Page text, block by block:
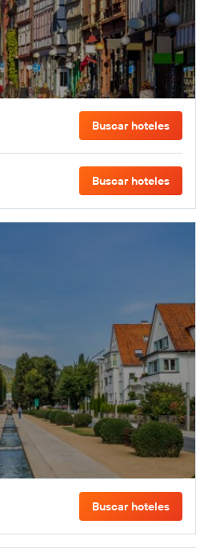
Buscar hoteles
Buscar hoteles
Buscar hoteles